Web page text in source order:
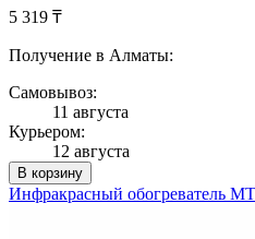
5 319 ₸
Получение в Алматы:
Самовывоз:
11 августа
Курьером:
12 августа
В корзину
Инфракрасный обогреватель